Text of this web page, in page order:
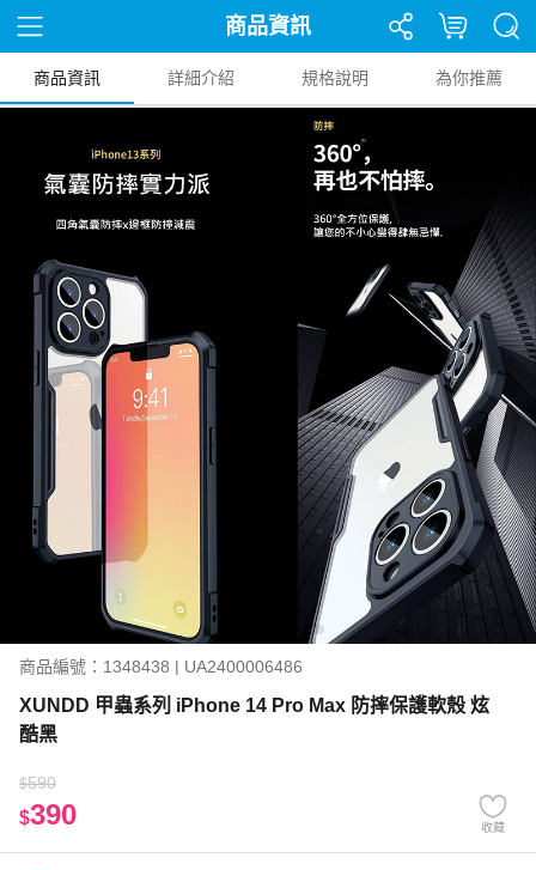
商品資訊
商品資訊 詳細介紹 規格說明 為你推薦
商品編號：1348438 | UA2400006486
XUNDD 甲蟲系列 iPhone 14 Pro Max 防摔保護軟殼 炫
酷黑
$590
$390 收藏